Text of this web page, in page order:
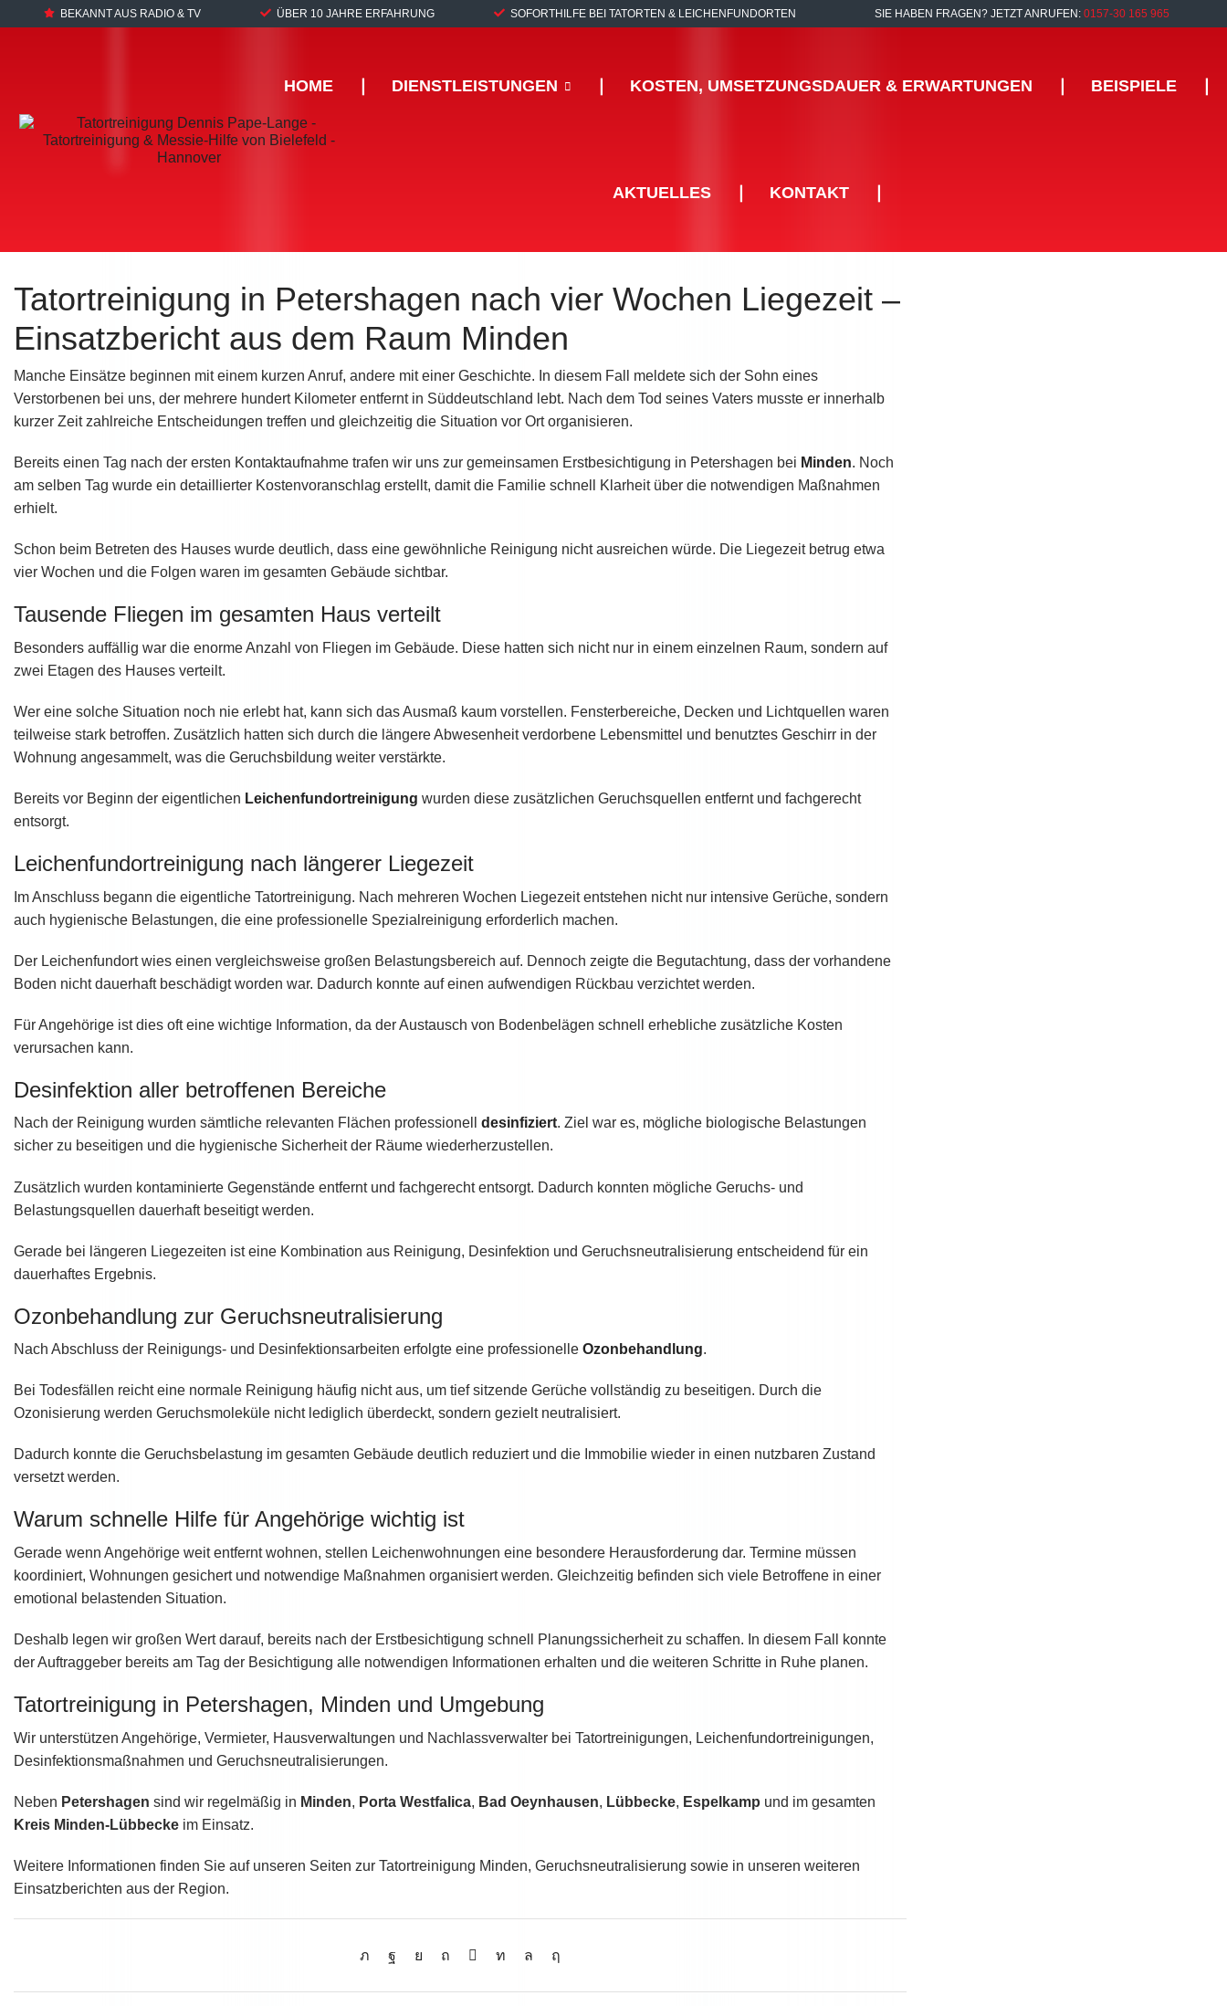
BEKANNT AUS RADIO & TV ÜBER 10 JAHRE ERFAHRUNG SOFORTHILFE BEI TATORTEN & LEICHENFUNDORTEN SIE HABEN FRAGEN? JETZT ANRUFEN:0157-30 165 965
HOME DIENSTLEISTUNGEN KOSTEN, UMSETZUNGSDAUER & ERWARTUNGEN BEISPIELE
AKTUELLES KONTAKT
Tatortreinigung in Petershagen nach vier Wochen Liegezeit –
Einsatzbericht aus dem Raum Minden
Manche Einsätze beginnen mit einem kurzen Anruf, andere mit einer Geschichte. In diesem Fall meldete sich der Sohn eines
Verstorbenen bei uns, der mehrere hundert Kilometer entfernt in Süddeutschland lebt. Nach dem Tod seines Vaters musste er innerhalb
kurzer Zeit zahlreiche Entscheidungen treffen und gleichzeitig die Situation vor Ort organisieren.
Bereits einen Tag nach der ersten Kontaktaufnahme trafen wir uns zur gemeinsamen Erstbesichtigung in Petershagen bei Minden. Noch
am selben Tag wurde ein detaillierter Kostenvoranschlag erstellt, damit die Familie schnell Klarheit über die notwendigen Maßnahmen
erhielt.
Schon beim Betreten des Hauses wurde deutlich, dass eine gewöhnliche Reinigung nicht ausreichen würde. Die Liegezeit betrug etwa
vier Wochen und die Folgen waren im gesamten Gebäude sichtbar.
Tausende Fliegen im gesamten Haus verteilt
Besonders auffällig war die enorme Anzahl von Fliegen im Gebäude. Diese hatten sich nicht nur in einem einzelnen Raum, sondern auf
zwei Etagen des Hauses verteilt.
Wer eine solche Situation noch nie erlebt hat, kann sich das Ausmaß kaum vorstellen. Fensterbereiche, Decken und Lichtquellen waren
teilweise stark betroffen. Zusätzlich hatten sich durch die längere Abwesenheit verdorbene Lebensmittel und benutztes Geschirr in der
Wohnung angesammelt, was die Geruchsbildung weiter verstärkte.
Bereits vor Beginn der eigentlichen Leichenfundortreinigung wurden diese zusätzlichen Geruchsquellen entfernt und fachgerecht
entsorgt.
Leichenfundortreinigung nach längerer Liegezeit
Im Anschluss begann die eigentliche Tatortreinigung. Nach mehreren Wochen Liegezeit entstehen nicht nur intensive Gerüche, sondern
auch hygienische Belastungen, die eine professionelle Spezialreinigung erforderlich machen.
Der Leichenfundort wies einen vergleichsweise großen Belastungsbereich auf. Dennoch zeigte die Begutachtung, dass der vorhandene
Boden nicht dauerhaft beschädigt worden war. Dadurch konnte auf einen aufwendigen Rückbau verzichtet werden.
Für Angehörige ist dies oft eine wichtige Information, da der Austausch von Bodenbelägen schnell erhebliche zusätzliche Kosten
verursachen kann.
Desinfektion aller betroffenen Bereiche
Nach der Reinigung wurden sämtliche relevanten Flächen professionell desinfiziert. Ziel war es, mögliche biologische Belastungen
sicher zu beseitigen und die hygienische Sicherheit der Räume wiederherzustellen.
Zusätzlich wurden kontaminierte Gegenstände entfernt und fachgerecht entsorgt. Dadurch konnten mögliche Geruchs- und
Belastungsquellen dauerhaft beseitigt werden.
Gerade bei längeren Liegezeiten ist eine Kombination aus Reinigung, Desinfektion und Geruchsneutralisierung entscheidend für ein
dauerhaftes Ergebnis.
Ozonbehandlung zur Geruchsneutralisierung
Nach Abschluss der Reinigungs- und Desinfektionsarbeiten erfolgte eine professionelle Ozonbehandlung.
Bei Todesfällen reicht eine normale Reinigung häufig nicht aus, um tief sitzende Gerüche vollständig zu beseitigen. Durch die
Ozonisierung werden Geruchsmoleküle nicht lediglich überdeckt, sondern gezielt neutralisiert.
Dadurch konnte die Geruchsbelastung im gesamten Gebäude deutlich reduziert und die Immobilie wieder in einen nutzbaren Zustand
versetzt werden.
Warum schnelle Hilfe für Angehörige wichtig ist
Gerade wenn Angehörige weit entfernt wohnen, stellen Leichenwohnungen eine besondere Herausforderung dar. Termine müssen
koordiniert, Wohnungen gesichert und notwendige Maßnahmen organisiert werden. Gleichzeitig befinden sich viele Betroffene in einer
emotional belastenden Situation.
Deshalb legen wir großen Wert darauf, bereits nach der Erstbesichtigung schnell Planungssicherheit zu schaffen. In diesem Fall konnte
der Auftraggeber bereits am Tag der Besichtigung alle notwendigen Informationen erhalten und die weiteren Schritte in Ruhe planen.
Tatortreinigung in Petershagen, Minden und Umgebung
Wir unterstützen Angehörige, Vermieter, Hausverwaltungen und Nachlassverwalter bei Tatortreinigungen, Leichenfundortreinigungen,
Desinfektionsmaßnahmen und Geruchsneutralisierungen.
Neben Petershagen sind wir regelmäßig in Minden, Porta Westfalica, Bad Oeynhausen, Lübbecke, Espelkamp und im gesamten
Kreis Minden-Lübbecke im Einsatz.
Weitere Informationen finden Sie auf unseren Seiten zur Tatortreinigung Minden, Geruchsneutralisierung sowie in unseren weiteren
Einsatzberichten aus der Region.